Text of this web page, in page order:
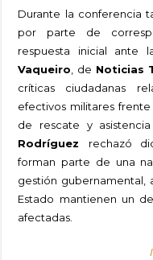
Durante la conferencia
por parte de
respuesta inicial ante
Vaqueiro, de Noticias
críticas ciudadanas
efectivos militares
de rescate y
Rodríguez rechazó
forman parte de una
gestión gubernamental,
Estado mantienen un
afectadas.